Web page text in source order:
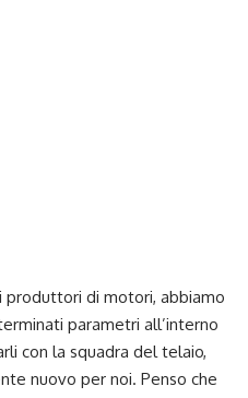
produttori di motori, abbiamo
parametri all’interno
con la squadra del telaio,
nuovo per noi. Penso che